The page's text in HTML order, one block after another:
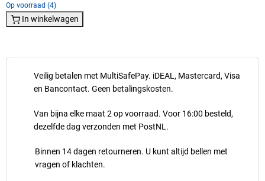
Veilig betalen met MultiSafePay. iDEAL, Mastercard, Visa
en Bancontact. Geen betalingskosten.
Van bijna elke maat 2 op voorraad. Voor 16:00 besteld,
dezelfde dag verzonden met PostNL.
Binnen 14 dagen retourneren. U kunt altijd bellen met
vragen of klachten.
Op voorraad (4)
In winkelwagen